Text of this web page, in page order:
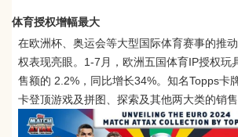
体育授权增幅最大
在欧洲杯、奥运会等大型国际体育赛事的推
权表现亮眼。1-7月，欧洲五国体育IP授权玩
售额的 2.2%，同比增长34%。知名Topps卡
卡登顶游戏及拼图、探索及其他两大类的销售